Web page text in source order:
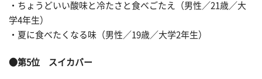
・ちょうどいい酸味と冷たさと食べごたえ（男性／21歳／大
学4年生）
・夏に食べたくなる味（男性／19歳／大学2年生）
●第5位 スイカバー